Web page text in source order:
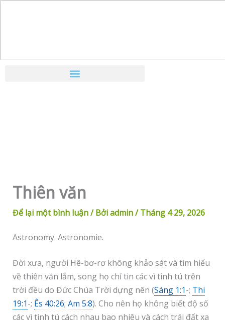
Thiên văn
Để lại một bình luận/ Bởiadmin/Tháng 4 29, 2026
Astronomy. Astronomie.
Đời xưa, người Hê-bơ-rơ không khảo sát và tìm hiểu
về thiên văn lắm, song họ chỉ tin các vì tinh tú trên
trời đều do Đức Chúa Trời dựng nên (Sáng 1:1-; Thi
19:1-; Ês 40:26; Am 5:8). Cho nên họ không biết độ số
các vì tinh tú cách nhau bao nhiêu và cách trái đất xa